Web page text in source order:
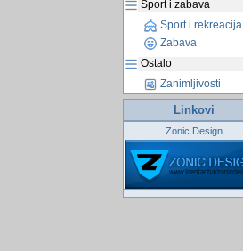
Sport i zabava
Sport i rekreacija
Zabava
Ostalo
Zanimljivosti
Linkovi
Zonic Design